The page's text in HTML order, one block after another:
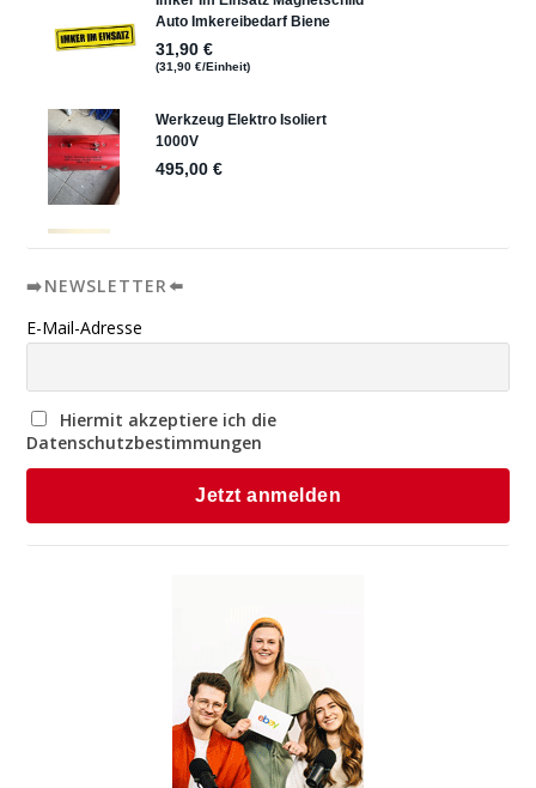
➡️NEWSLETTER⬅️
E-Mail-Adresse
Hiermit akzeptiere ich die
Datenschutzbestimmungen